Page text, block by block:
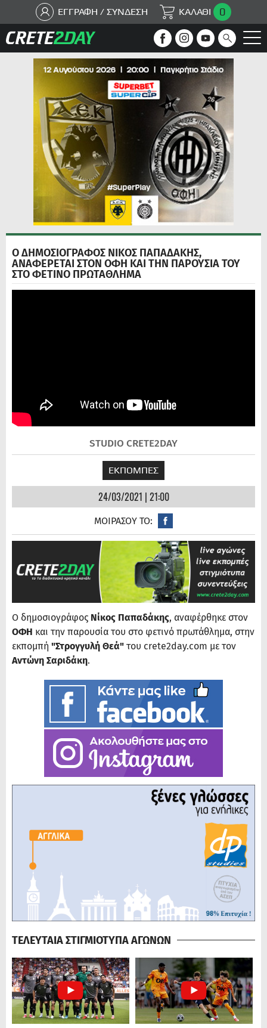
ΕΓΓΡΑΦΗ / ΣΥΝΔΕΣΗ ΚΑΛΑΘΙ 0
Ο ΔΗΜΟΣΙΟΓΡΑΦΟΣ ΝΙΚΟΣ ΠΑΠΑΔΑΚΗΣ,
ΑΝΑΦΕΡΕΤΑΙ ΣΤΟΝ ΟΦΗ ΚΑΙ ΤΗΝ ΠΑΡΟΥΣΙΑ ΤΟΥ
ΣΤΟ ΦΕΤΙΝΟ ΠΡΩΤΑΘΛΗΜΑ
STUDIO CRETE2DAY
ΕΚΠΟΜΠΕΣ
24/03/2021 | 21:00
ΜΟΙΡΑΣΟΥ ΤΟ:
Ο δημοσιογράφος Νίκος Παπαδάκης, αναφέρθηκε στον
ΟΦΗ και την παρουσία του στο φετινό πρωτάθλημα, στην
εκπομπή "Στρογγυλή Θεά" του crete2day.com με τον
Αντώνη Σαριδάκη.
ΤΕΛΕΥΤΑΙΑ ΣΤΙΓΜΙΟΤΥΠΑ ΑΓΩΝΩΝ